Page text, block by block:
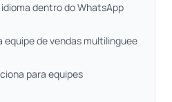
dentro do WhatsApp
de vendas multilinguee
para equipes